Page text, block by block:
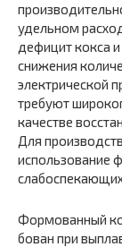
удельном
дефи­цит кокса
сниже­ния
электрической
требуют
качестве
Для
использование
Формованный
бован при